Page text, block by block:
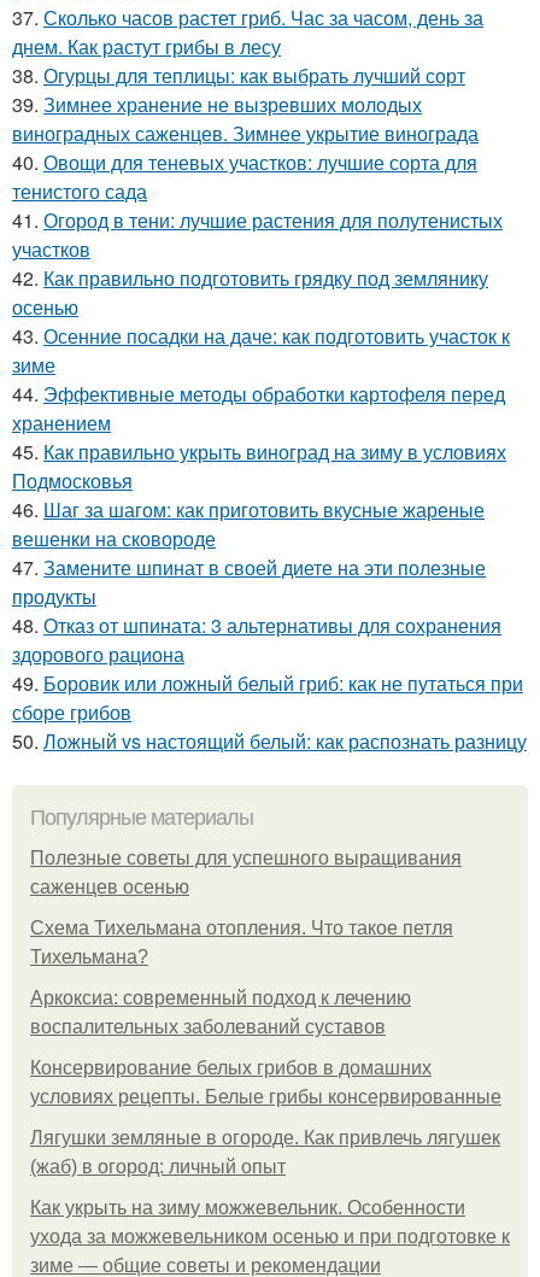
37. Сколько часов растет гриб. Час за часом, день за
днем. Как растут грибы в лесу
38. Огурцы для теплицы: как выбрать лучший сорт
39. Зимнее хранение не вызревших молодых
виноградных саженцев. Зимнее укрытие винограда
40. Овощи для теневых участков: лучшие сорта для
тенистого сада
41. Огород в тени: лучшие растения для полутенистых
участков
42. Как правильно подготовить грядку под землянику
осенью
43. Осенние посадки на даче: как подготовить участок к
зиме
44. Эффективные методы обработки картофеля перед
хранением
45. Как правильно укрыть виноград на зиму в условиях
Подмосковья
46. Шаг за шагом: как приготовить вкусные жареные
вешенки на сковороде
47. Замените шпинат в своей диете на эти полезные
продукты
48. Отказ от шпината: 3 альтернативы для сохранения
здорового рациона
49. Боровик или ложный белый гриб: как не путаться при
сборе грибов
50. Ложный vs настоящий белый: как распознать разницу
Популярные материалы
Полезные советы для успешного выращивания
саженцев осенью
Схема Тихельмана отопления. Что такое петля
Тихельмана?
Аркоксиа: современный подход к лечению
воспалительных заболеваний суставов
Консервирование белых грибов в домашних
условиях рецепты. Белые грибы консервированные
Лягушки земляные в огороде. Как привлечь лягушек
(жаб) в огород: личный опыт
Как укрыть на зиму можжевельник. Особенности
ухода за можжевельником осенью и при подготовке к
зиме — общие советы и рекомендации